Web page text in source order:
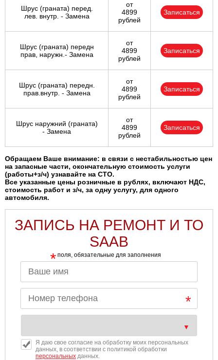
Шрус (граната) перед.
лев. внутр. - Замена
от
4899
рублей
Записаться
Шрус (граната) передн
прав, наружн.- Замена
от
4899
рублей
Записаться
Шрус (граната) передн.
прав.внутр. - Замена
от
4899
рублей
Записаться
Шрус наружний (граната)
- Замена
от
4899
рублей
Записаться
Обращаем Ваше внимание: в связи с нестабильностью цен
на запасные части, окончательную стоимость услуги
(работы+з/ч) узнавайте на СТО.
Все указанные цены розничные в рублях, включают НДС,
стоимость работ и з/ч, за одну услугу, для одного
автомобиля.
ЗАПИСЬ НА РЕМОНТ И ТО
SAAB
* поля, обязательные для заполнения
Я даю свое согласие на обработку моих персональных
данных, в соответствии с политикой обработки
персональныхданных.